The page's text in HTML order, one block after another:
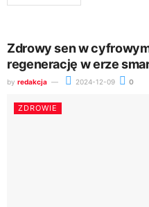
Zdrowy sen w
regenerację w erze
by redakcja 2024-12-09 0
ZDROWIE